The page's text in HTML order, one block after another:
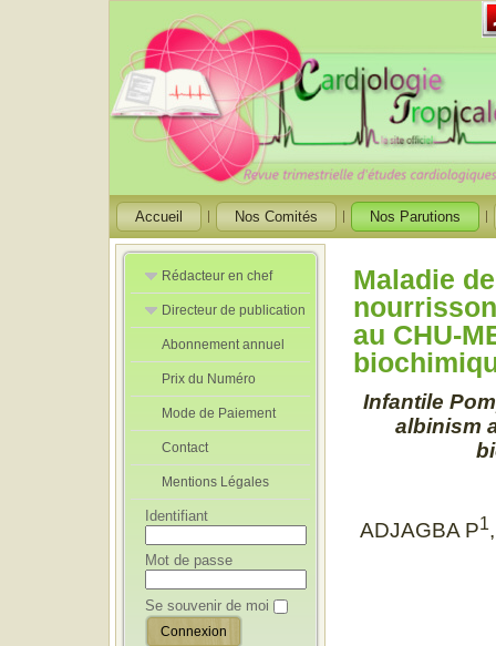
Accueil Nos Comités Nos Parutions
Rédacteur en chef
Rédacteurs en
Chef Adjoint
Directeur de publication
Directeur de
publication
adjoint
Abonnement annuel
Prix du Numéro
Mode de Paiement
Contact
Mentions Légales
Identifiant
Mot de passe
Se souvenir de moi
Maladie
au CHU-
Infantile
albinism
ADJAGBA P1